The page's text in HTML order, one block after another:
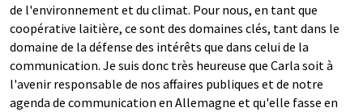
de l'environnement et du climat. Pour nous, en tant que
coopérative laitière, ce sont des domaines clés, tant dans le
domaine de la défense des intérêts que dans celui de la
communication. Je suis donc très heureuse que Carla soit à
l'avenir responsable de nos affaires publiques et de notre
agenda de communication en Allemagne et qu'elle fasse en